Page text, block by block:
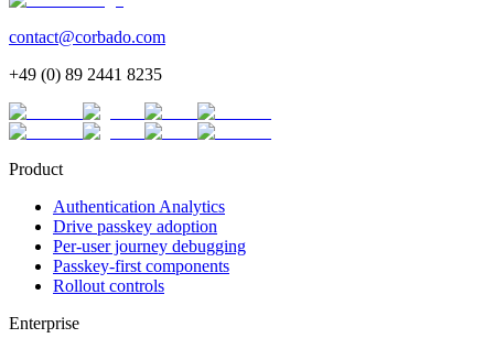
contact@corbado.com
+49 (0) 89 2441 8235
Product
Authentication Analytics
Drive passkey adoption
Per-user journey debugging
Passkey-first components
Rollout controls
Enterprise